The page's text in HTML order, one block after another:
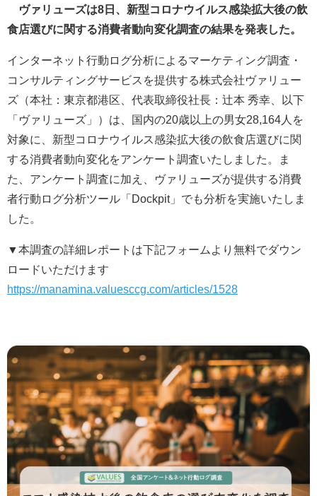
ヴァリューズは8日、新型コロナウイルス感染拡大後の飲
食店選びに関する消費者動向変化調査の結果を発表した。
インターネット行動ログ分析によるマーケティング調査・
コンサルティングサービスを提供する株式会社ヴァリュー
ズ（本社：東京都港区、代表取締役社長：辻本 秀幸、以下
「ヴァリューズ」）は、国内の20歳以上の男女28,164人を
対象に、新型コロナウイルス感染拡大後の飲食店選びに関
する消費者動向変化をアンケート調査いたしました。ま
た、アンケート調査に加え、ヴァリューズが提供する消費
者行動ログ分析ツール「Dockpit」でも分析を実施いたしま
した。
▼本調査の詳細レポートは下記フォームより無料でダウン
ロードいただけます
https://manamina.valuesccg.com/articles/1528